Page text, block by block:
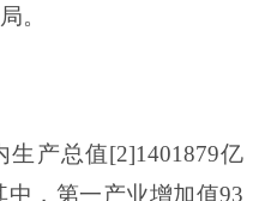
。
产总值[2]1401879亿
中，第一产业增加值93